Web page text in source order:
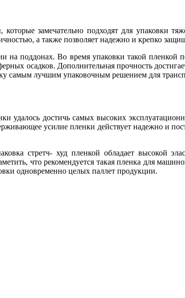
замечательно подходят для упаковки
а также позволяет надежно и крепко
на поддонах. Во время упаковки такой пленкой
осадков. Дополнительная прочность
самым лучшим упаковочным решением для
удалось достичь самых высоких
усилие пленки действует надежно и
стретч- худ пленкой обладает высокой
что рекомендуется такая пленка для
одновременно целых паллет продукции.